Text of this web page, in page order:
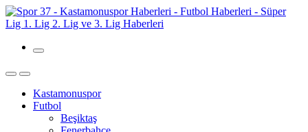
Kastamonuspor
Futbol
Beşiktaş